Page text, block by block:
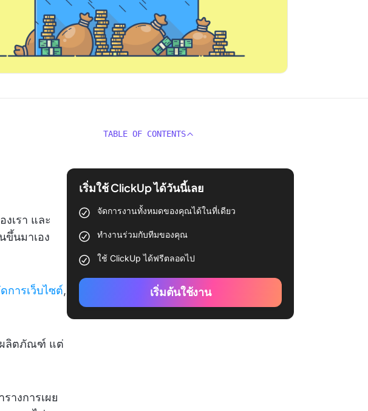
งเรา และ
ขึ้นมาเอง
การเว็บไซต์,
งผลิตภัณฑ์ แต่
างการเผย
TABLE OF CONTENTS
เริ่มใช้ ClickUp ได้วันนี้เลย
จัดการงานทั้งหมดของคุณได้ในที่เดียว
ทำงานร่วมกับทีมของคุณ
ใช้ ClickUp ได้ฟรีตลอดไป
เริ่มต้นใช้งาน